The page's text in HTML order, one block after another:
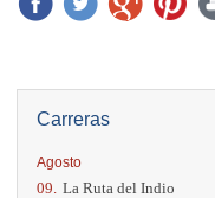
Carreras
Agosto
09. La Ruta del Indio